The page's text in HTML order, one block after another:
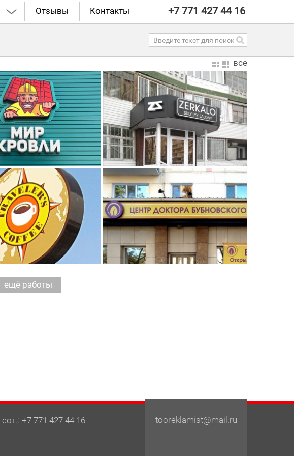
Отзывы Контакты +7 771 427 44 16
все
tooreklamist@mail.ru
сот.: +7 771 427 44 16